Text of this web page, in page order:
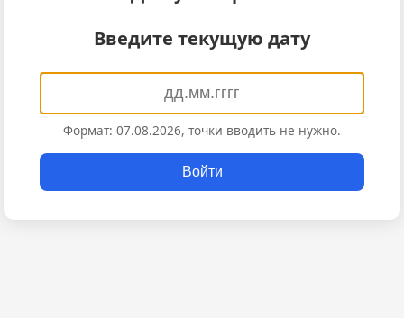
Введите текущую дату
Формат: 07.08.2026, точки вводить не нужно.
Войти